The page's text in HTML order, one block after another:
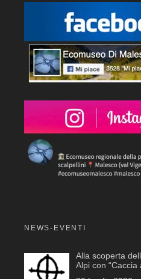
NEWS-EVENTI
Alla scoperta
Alpi con “Caccia